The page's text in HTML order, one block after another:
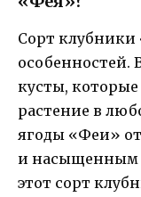
Сорт
особенностей.
кусты,
растение в
ягоды «Феи»
и насыщенным
этот сорт